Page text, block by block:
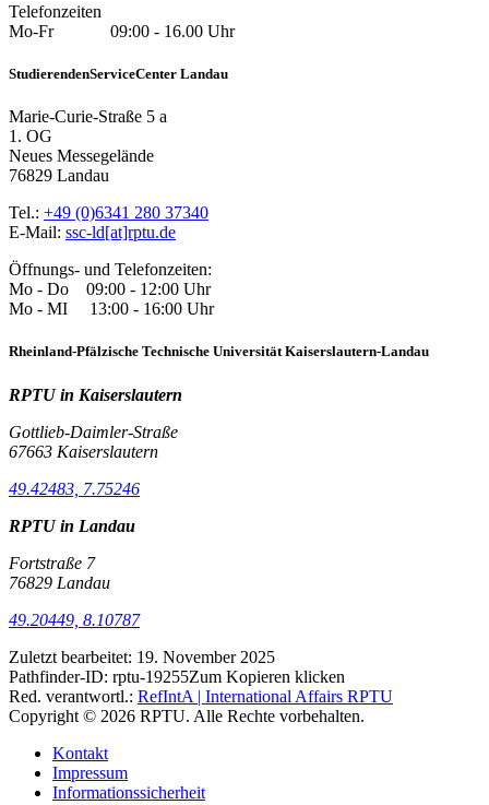
Telefonzeiten
Mo-Fr 09:00 - 16.00 Uhr
StudierendenServiceCenter Landau
Marie-Curie-Straße 5 a
1. OG
Neues Messegelände
76829 Landau
Tel.: +49 (0)6341 280 37340
E-Mail: ssc-ld[at]rptu.de
Öffnungs- und Telefonzeiten:
Mo - Do 09:00 - 12:00 Uhr
Mo - MI 13:00 - 16:00 Uhr
Rheinland-Pfälzische Technische Universität Kaiserslautern-Landau
RPTU in Kaiserslautern
Gottlieb-Daimler-Straße
67663 Kaiserslautern
49.42483, 7.75246
RPTU in Landau
Fortstraße 7
76829 Landau
49.20449, 8.10787
Zuletzt bearbeitet: 19. November 2025
Pathfinder-ID: rptu-19255Zum Kopieren klicken
Red. verantwortl.: RefIntA | International Affairs RPTU
Copyright © 2026 RPTU. Alle Rechte vorbehalten.
Kontakt
Impressum
Informationssicherheit